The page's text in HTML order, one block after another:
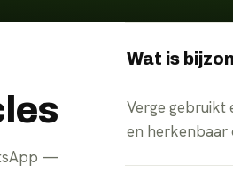
—
Wat is
Verge gebruikt
en herkenbaar